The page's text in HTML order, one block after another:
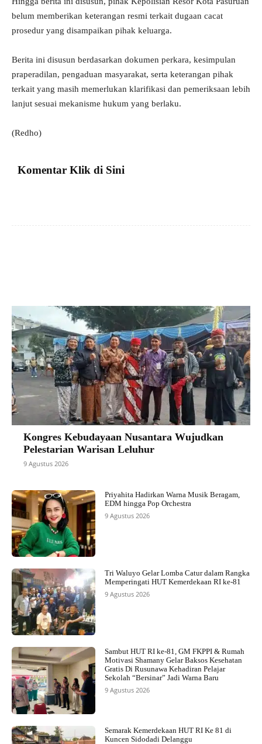
belum memberikan keterangan resmi terkait dugaan cacat
prosedur yang disampaikan pihak keluarga.
Berita ini disusun berdasarkan dokumen perkara, kesimpulan
praperadilan, pengaduan masyarakat, serta keterangan pihak
terkait yang masih memerlukan klarifikasi dan pemeriksaan lebih
lanjut sesuai mekanisme hukum yang berlaku.
(Redho)
Komentar Klik di Sini
Kongres Kebudayaan Nusantara Wujudkan
Pelestarian Warisan Leluhur
9 Agustus 2026
Priyahita Hadirkan Warna Musik Beragam,
EDM hingga Pop Orchestra
9 Agustus 2026
Tri Waluyo Gelar Lomba Catur dalam Rangka
Memperingati HUT Kemerdekaan RI ke-81
9 Agustus 2026
Sambut HUT RI ke-81, GM FKPPI & Rumah
Motivasi Shamany Gelar Baksos Kesehatan
Gratis Di Rusunawa Kehadiran Pelajar
Sekolah “Bersinar” Jadi Warna Baru
9 Agustus 2026
Semarak Kemerdekaan HUT RI Ke 81 di
Kuncen Sidodadi Delanggu